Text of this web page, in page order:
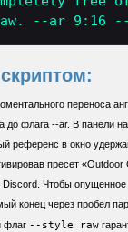
--ar 9:16
переноса
до флага --ar. В панели
референс в окно
пресет
Discord. Чтобы
конец через пробел
флаг --style raw